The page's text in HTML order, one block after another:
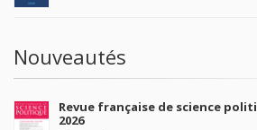
Nouveautés
Revue française de science
2026